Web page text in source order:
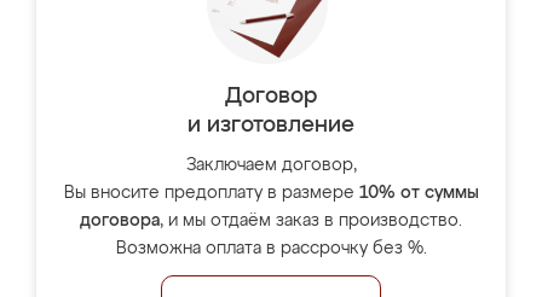
Договор
и изготовление
Заключаем договор,
Вы вносите предоплату в размере 10% от суммы
договора, и мы отдаём заказ в производство.
Возможна оплата в рассрочку без %.